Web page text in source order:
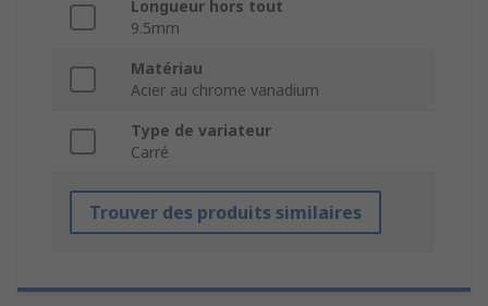
Longueur hors tout
9.5mm
Matériau
Acier au chrome vanadium
Type de variateur
Carré
Trouver des produits similaires